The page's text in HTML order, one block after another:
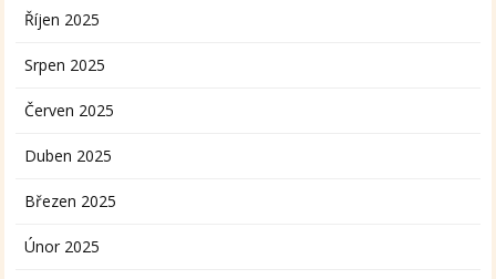
Říjen 2025
Srpen 2025
Červen 2025
Duben 2025
Březen 2025
Únor 2025